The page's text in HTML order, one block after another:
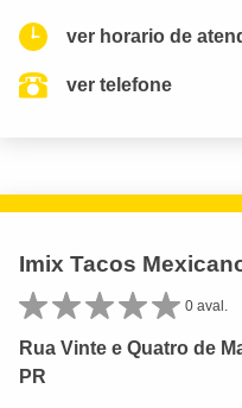
ver horario de
ver telefone
Imix Tacos
0 aval.
Rua Vinte e Quatro de
PR